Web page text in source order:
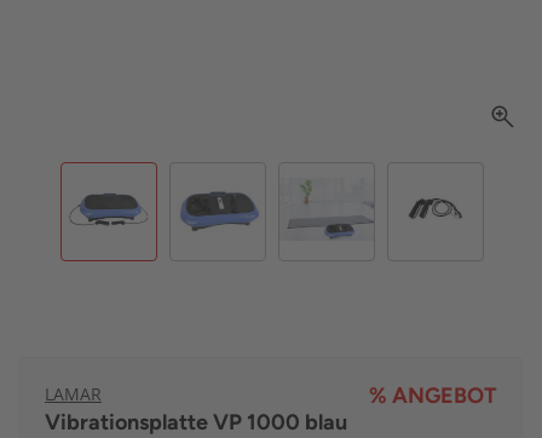
LAMAR
% ANGEBOT
Vibrationsplatte VP 1000 blau